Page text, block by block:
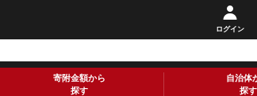
ログイン
寄附金額から
探す
自治体
探す